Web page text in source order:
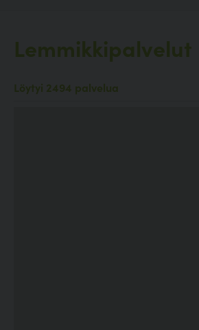
Lemmikkipalvelut
Löytyi 2494 palvelua